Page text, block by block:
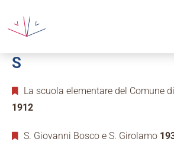
S
La scuola elementare del Comune
1912
S. Giovanni Bosco e S. Girolamo